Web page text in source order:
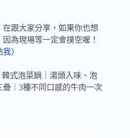
跟大家分享，如果你也想
為現場等一定會撲空喔！
我）